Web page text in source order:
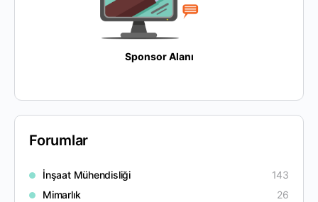
Sponsor Alanı
Forumlar
İnşaat Mühendisliği
143
Mimarlık
26